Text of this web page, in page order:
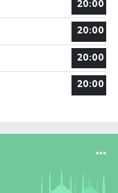
20:00
20:00
20:00
20:00